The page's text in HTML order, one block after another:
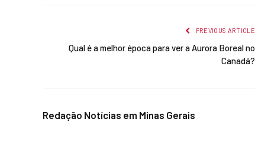
PREVIOUS ARTICLE
Qual é a melhor época para ver a Aurora Boreal no
Canadá?
Redação Notícias em Minas Gerais